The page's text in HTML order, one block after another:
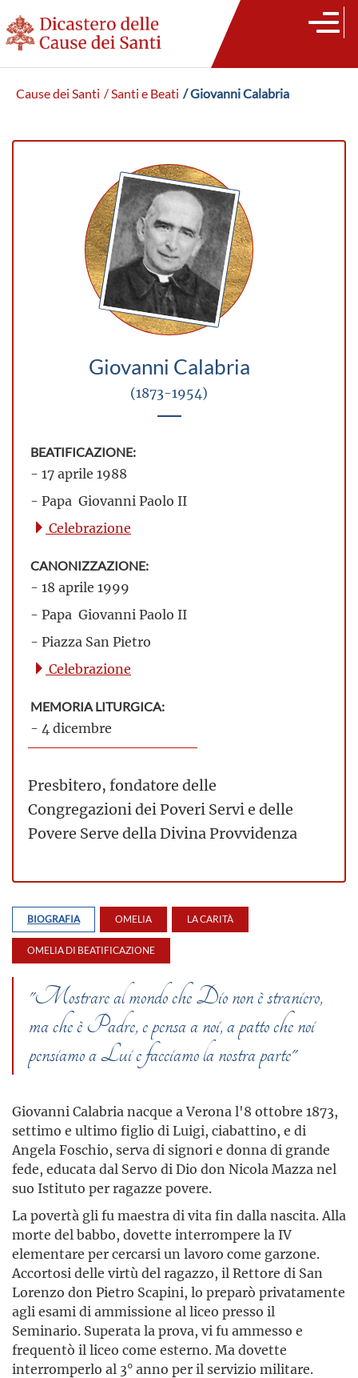
Cause dei Santi / Santi e Beati / Giovanni Calabria
Giovanni Calabria
(1873-1954)
BEATIFICAZIONE:
- 17 aprile 1988
- Papa Giovanni Paolo II
Celebrazione
CANONIZZAZIONE:
- 18 aprile 1999
- Papa Giovanni Paolo II
- Piazza San Pietro
Celebrazione
MEMORIA LITURGICA:
- 4 dicembre
Presbitero, fondatore delle
Congregazioni dei Poveri Servi e delle
Povere Serve della Divina Provvidenza
BIOGRAFIA OMELIA LA CARITÀ
OMELIA DI BEATIFICAZIONE
"Mostrare al mondo che Dio non è straniero,
ma che è Padre, e pensa a noi, a patto che noi
pensiamo a Lui e facciamo la nostra parte"
Giovanni Calabria nacque a Verona l'8 ottobre 1873,
settimo e ultimo figlio di Luigi, ciabattino, e di
Angela Foschio, serva di signori e donna di grande
fede, educata dal Servo di Dio don Nicola Mazza nel
suo Istituto per ragazze povere.
La povertà gli fu maestra di vita fin dalla nascita. Alla
morte del babbo, dovette interrompere la IV
elementare per cercarsi un lavoro come garzone.
Accortosi delle virtù del ragazzo, il Rettore di San
Lorenzo don Pietro Scapini, lo preparò privatamente
agli esami di ammissione al liceo presso il
Seminario. Superata la prova, vi fu ammesso e
frequentò il liceo come esterno. Ma dovette
interromperlo al 3° anno per il servizio militare.